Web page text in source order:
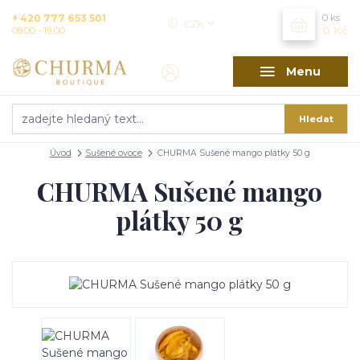
Menu
CZK
Hledat
+ 420 777 653 501
08:00 - 19:00
0 ks
0 Kč
Úvod Sušené ovoce CHURMA Sušené mango plátky 50 g
CHURMA Sušené mango
plátky 50 g